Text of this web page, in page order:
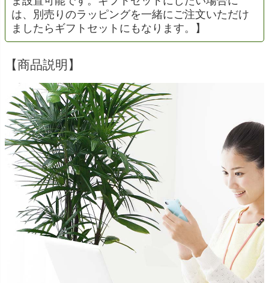
は、別売りのラッピングを一緒にご注文いただけ
ましたらギフトセットにもなります。】
【商品説明】